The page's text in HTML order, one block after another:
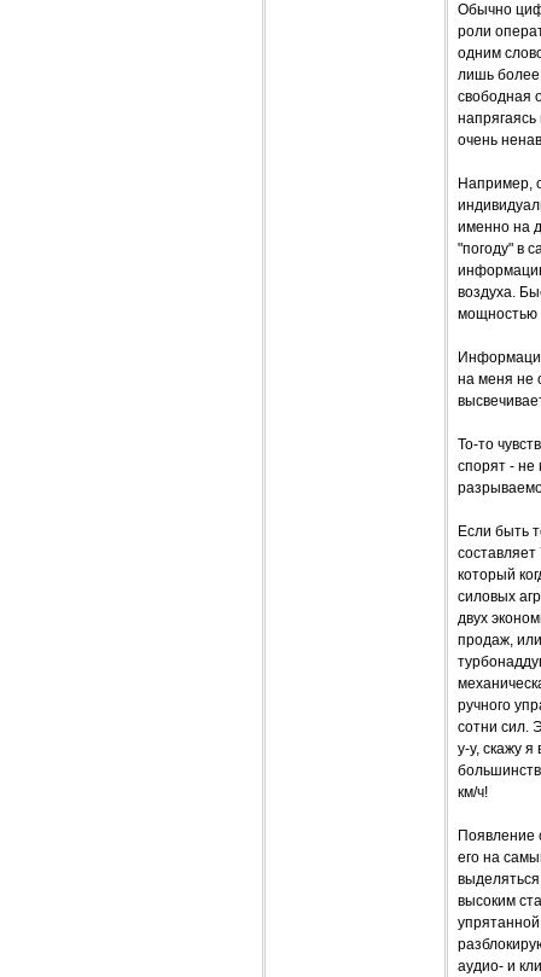
Обычно
роли
одним
лишь более
свободная
очень
Например,
именно на
"погоду" в
воздуха.
мощностью
на меня не
То-то
спорят - не
Если быть
который
силовых
двух
продаж,
ручного
сотни сил.
у-у, скажу
км/ч!
Появление
его на
высоким
упрятанной
аудио- и